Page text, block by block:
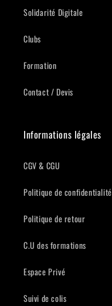
Solidarité Digitale
Clubs
Formation
Contact / Devis
Informations légales
CGV & CGU
Politique de confidentialité
Politique de retour
C.U des formations
Espace Privé
Suivi de colis